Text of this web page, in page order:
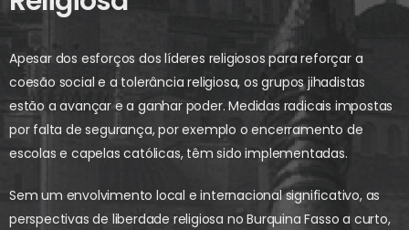
Apesar dos esforços dos líderes religiosos para reforçar a
coesão social e a tolerância religiosa, os grupos jihadistas
estão a avançar e a ganhar poder. Medidas radicais impostas
por falta de segurança, por exemplo o encerramento de
escolas e capelas católicas, têm sido implementadas.
Sem um envolvimento local e internacional significativo, as
perspectivas de liberdade religiosa no Burquina Fasso a curto,